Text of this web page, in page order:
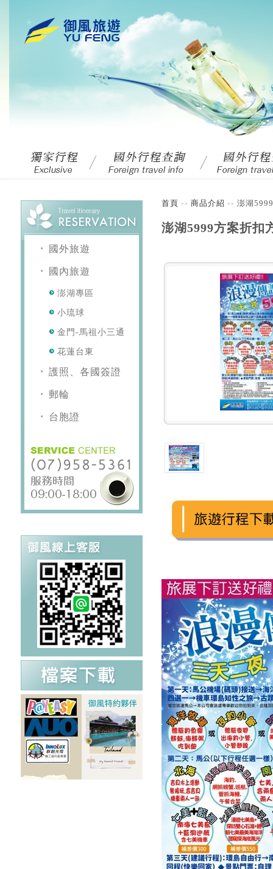
國外旅遊
國內旅遊
澎湖專區
小琉球
金門-馬祖小三通
花蓮台東
護照、各國簽證
郵輪
台胞證
首頁 >> 商品介紹 >> 澎湖
澎湖5999方案折扣